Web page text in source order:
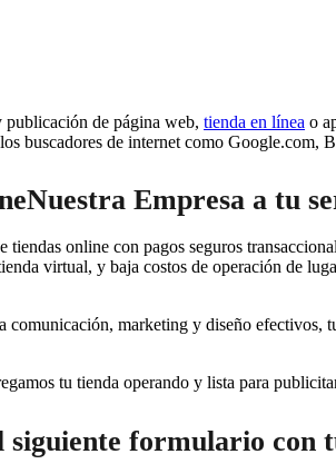
publicación de página web, tienda en línea o
buscadores de internet como Google.com,
Nuestra Empresa a tu
online con pagos seguros
virtual, y baja costos de operación de
marketing y diseño
tu tienda operando y lista para
formulario con